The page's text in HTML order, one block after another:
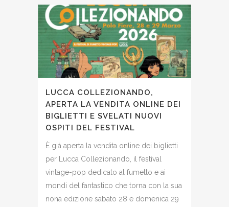
LUCCA COLLEZIONANDO,
APERTA LA VENDITA ONLINE DEI
BIGLIETTI E SVELATI NUOVI
OSPITI DEL FESTIVAL
È già aperta la vendita online dei biglietti
per Lucca Collezionando, il festival
vintage-pop dedicato al fumetto e ai
mondi del fantastico che torna con la sua
nona edizione sabato 28 e domenica 29